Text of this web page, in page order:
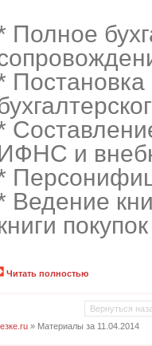
Полное
Постановка
и
Ведение
Читать полностью
Вернуться
» Материалы за 11.04.2014